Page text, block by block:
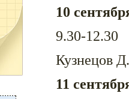
10
9.30-12.30
Кузнецов
11